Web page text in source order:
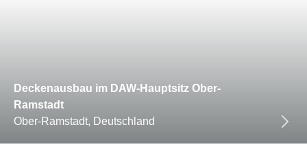
Deckenausbau im DAW-Hauptsitz Ober-
Ramstadt
Ober-Ramstadt, Deutschland